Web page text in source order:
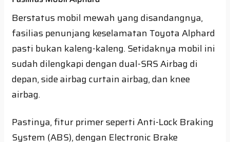
Berstatus mobil mewah yang disandangnya,
fasilias penunjang keselamatan Toyota Alphard
pasti bukan kaleng-kaleng. Setidaknya mobil ini
sudah dilengkapi dengan dual-SRS Airbag di
depan, side airbag curtain airbag, dan knee
airbag.
Pastinya, fitur primer seperti Anti-Lock Braking
System (ABS), dengan Electronic Brake